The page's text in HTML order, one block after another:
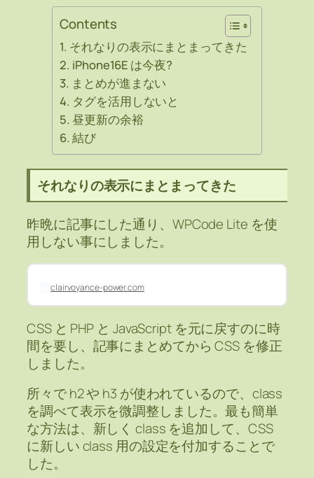
Contents
それなりの表示にまとまってきた
iPhone16E は今夜?
まとめが進まない
タグを活用しないと
昼更新の余裕
結び
それなりの表示にまとまってきた
昨晩に記事にした通り、WPCode Lite を使
用しない事にしました。
clairvoyance-power.com
CSS と PHP と JavaScript を元に戻すのに時
間を要し、記事にまとめてから CSS を修正
しました。
所々で h2 や h3 が使われているので、class
を調べて表示を微調整しました。最も簡単
な方法は、新しく class を追加して、CSS
に新しい class 用の設定を付加することで
した。